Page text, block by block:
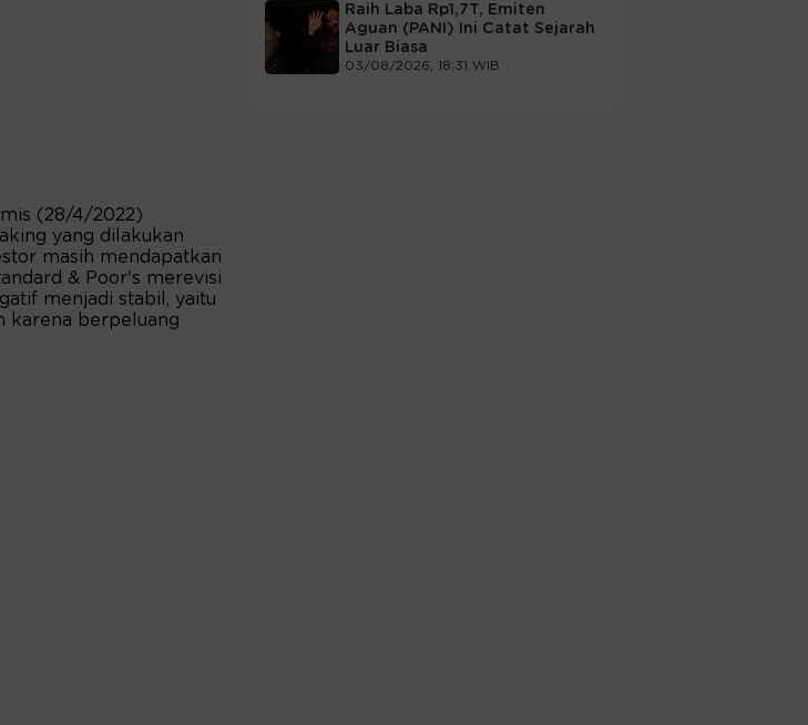
(28/4/2022)
yang dilakukan
masih mendapatkan
& Poor's merevisi
menjadi stabil, yaitu
karena berpeluang
Raih Laba Rp1,7T, Emiten
Aguan (PANI) Ini Catat Sejarah
Luar Biasa
03/08/2026, 18:31 WIB